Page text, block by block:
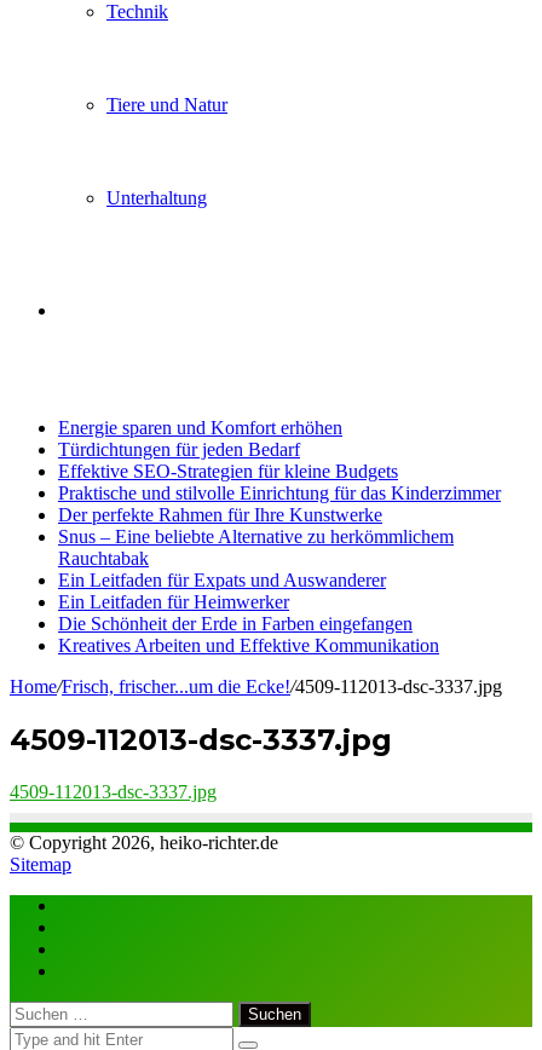
Technik
Tiere und Natur
Unterhaltung
Energie sparen und Komfort erhöhen
Türdichtungen für jeden Bedarf
Effektive SEO-Strategien für kleine Budgets
Praktische und stilvolle Einrichtung für das Kinderzimmer
Der perfekte Rahmen für Ihre Kunstwerke
Snus – Eine beliebte Alternative zu herkömmlichem
Rauchtabak
Ein Leitfaden für Expats und Auswanderer
Ein Leitfaden für Heimwerker
Die Schönheit der Erde in Farben eingefangen
Kreatives Arbeiten und Effektive Kommunikation
Home/Frisch, frischer...um die Ecke!/4509-112013-dsc-3337.jpg
4509-112013-dsc-3337.jpg
4509-112013-dsc-3337.jpg
© Copyright 2026, heiko-richter.de
Sitemap
Close
Suchen
nach: